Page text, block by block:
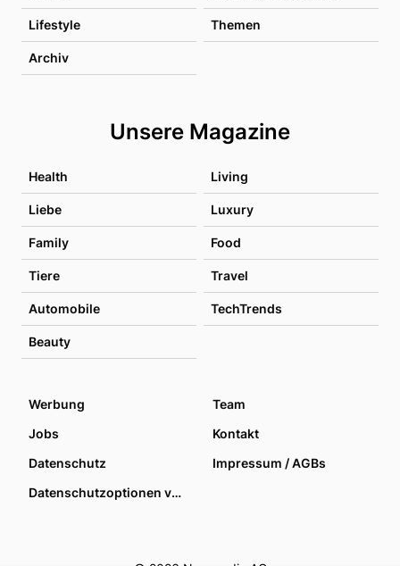
Lifestyle Themen
Archiv
Unsere Magazine
Health Living
Liebe Luxury
Family Food
Tiere Travel
Automobile TechTrends
Beauty
Werbung
Team
Jobs
Kontakt
Datenschutz
Impressum / AGBs
Datenschutzoptionen verwalten